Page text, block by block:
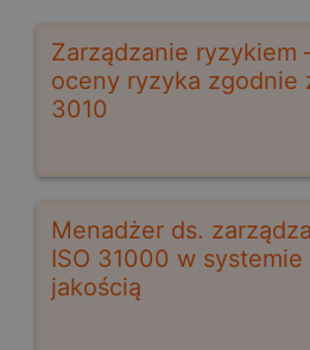
Zarządzanie ryzykiem
oceny ryzyka zgodnie
3010
Menadżer ds.
ISO 31000 w systemie
jakością